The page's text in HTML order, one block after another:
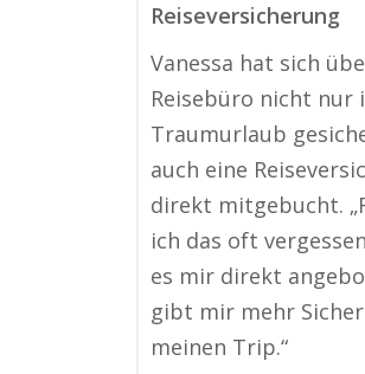
Reiseversicherung
Vanessa hat sich
Reisebüro nicht nur
Traumurlaub
auch eine
direkt mitgebucht.
ich das oft
es mir direkt
gibt mir mehr
meinen Trip.“